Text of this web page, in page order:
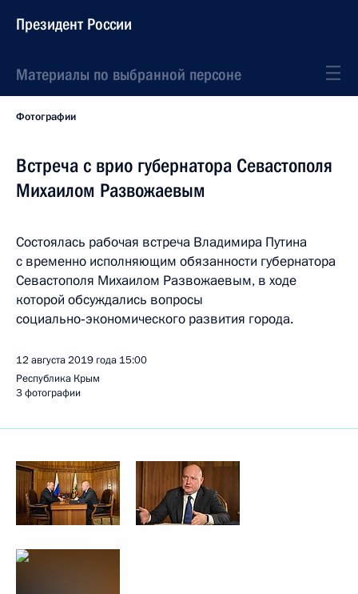
Президент России
Материалы по выбранной персоне
Фотографии
Встреча с врио губернатора Севастополя
Михаилом Развожаевым
Состоялась рабочая встреча Владимира Путина
с временно исполняющим обязанности губернатора
Севастополя Михаилом Развожаевым, в ходе
которой обсуждались вопросы
социально‑экономического развития города.
12 августа 2019 года 15:00
Республика Крым
3 фотографии